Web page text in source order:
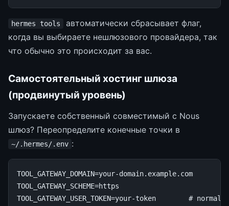
hermes tools
автоматически сбрасывает флаг,
когда вы выбираете нешлюзового провайдера, так
что обычно это происходит за вас.
Самостоятельный хостинг шлюза
(продвинутый уровень)
Запускаете собственный совместимый с Nous
шлюз? Переопределите конечные точки в
~/.hermes/.env :
TOOL_GATEWAY_DOMAIN=
TOOL_GATEWAY_SCHEME=
TOOL_GATEWAY_USER_TOKEN=your-token
#